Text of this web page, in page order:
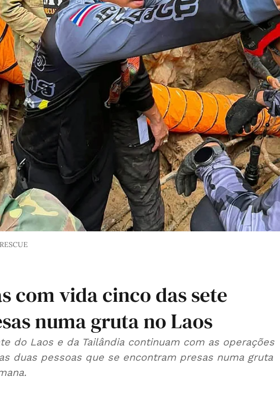
com vida cinco das sete
numa gruta no Laos
do Laos e da Tailândia continuam com as operações
duas pessoas que se encontram presas numa gruta